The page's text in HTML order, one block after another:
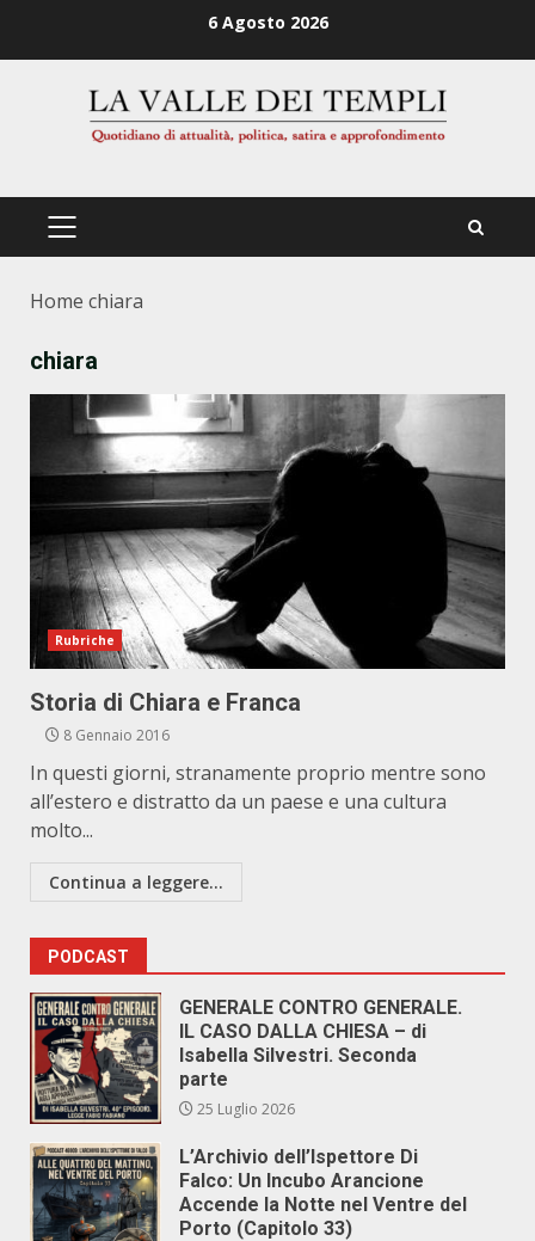
6 Agosto 2026
PRIMÄRES
Home chiara
chiara
Rubriche
Storia di Chiara e Franca
8 Gennaio 2016
In questi giorni, stranamente proprio mentre sono
all’estero e distratto da un paese e una cultura
molto...
Continua a leggere...
PODCAST
GENERALE CONTRO GENERALE.
IL CASO DALLA CHIESA – di
Isabella Silvestri. Seconda
parte
25 Luglio 2026
L’Archivio dell’Ispettore Di
Falco: Un Incubo Arancione
Accende la Notte nel Ventre del
Porto (Capitolo 33)